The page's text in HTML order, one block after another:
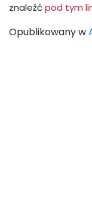
znaleźćpod tym
Opublikowany w